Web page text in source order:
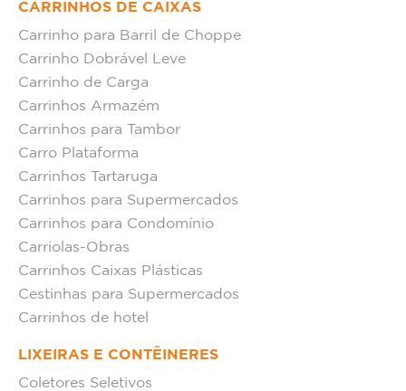
CARRINHOS DE CAIXAS
Carrinho para Barril de Choppe
Carrinho Dobrável Leve
Carrinho de Carga
Carrinhos Armazém
Carrinhos para Tambor
Carro Plataforma
Carrinhos Tartaruga
Carrinhos para Supermercados
Carrinhos para Condomínio
Carriolas-Obras
Carrinhos Caixas Plásticas
Cestinhas para Supermercados
Carrinhos de hotel
LIXEIRAS E CONTÊINERES
Coletores Seletivos